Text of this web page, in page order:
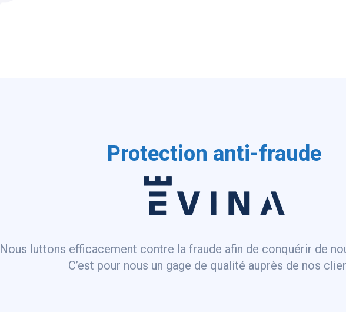
Protection anti-fraude
Nous luttons efficacement contre la fraude afin de conquérir de
C’est pour nous un gage de qualité auprès de nos